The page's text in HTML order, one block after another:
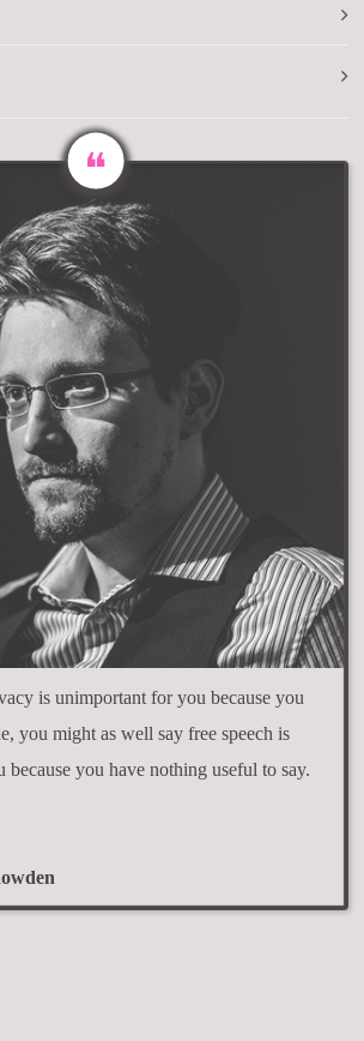
is unimportant for you because you
you might as well say free speech is
you have nothing useful to say.